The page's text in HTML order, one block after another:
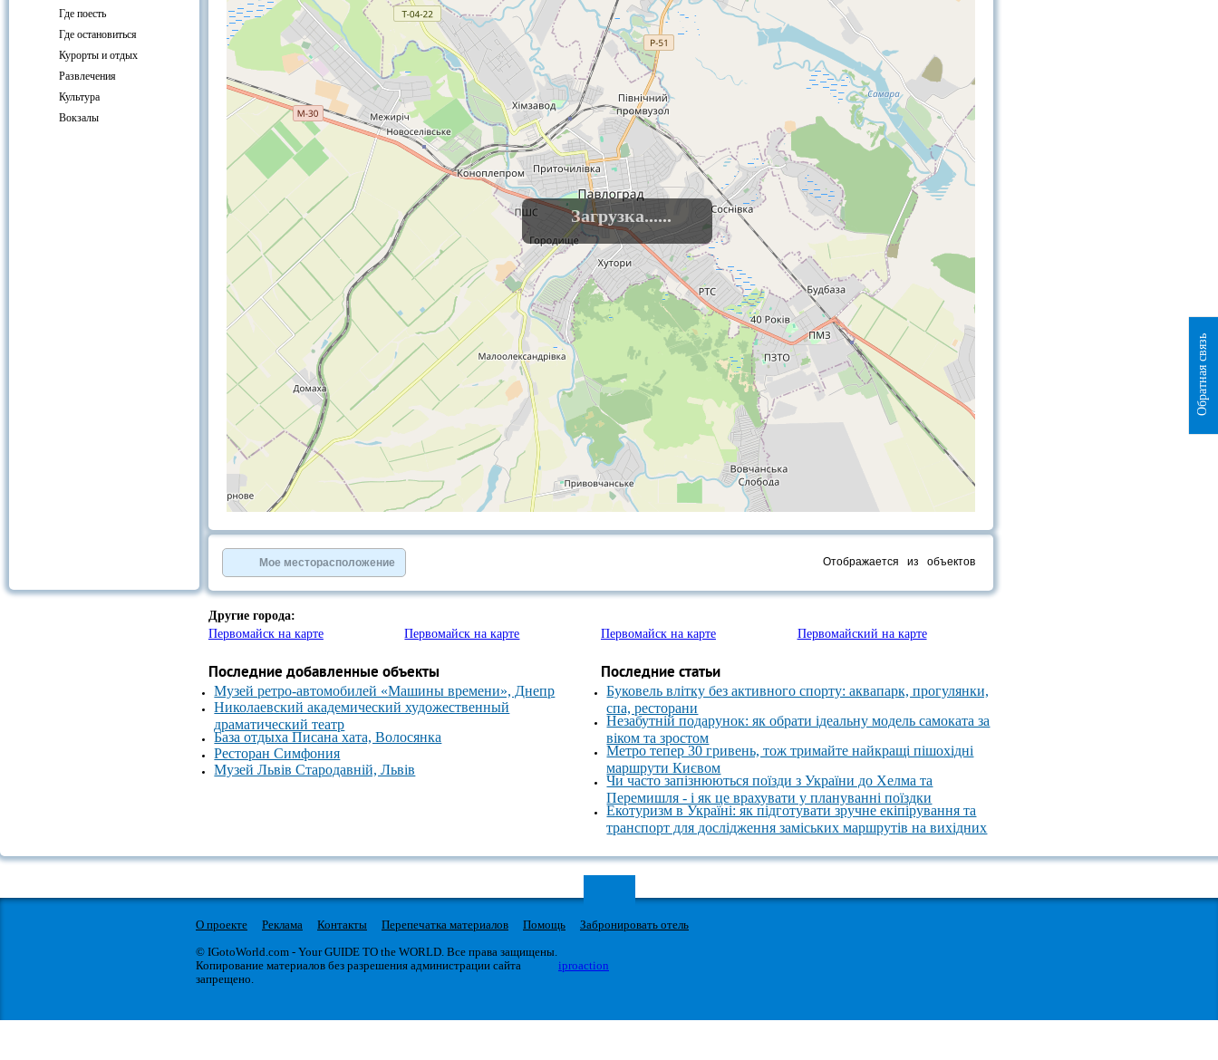
Где поесть
Где остановиться
Курорты и отдых
Развлечения
Культура
Вокзалы
Загрузка......
OpenStreetMap
»
Мое месторасположение Отображается из объектов
Другие города:
Первомайск на карте
Первомайск на карте Первомайск на карте Первомайский на карте
Последние добавленные объекты
Музей ретро-автомобилей «Машины времени», Днепр
Николаевский академический художественный
драматический театр
База отдыха Писана хата, Волосянка
Ресторан Симфония
Музей Львів Стародавній, Львів
Последние статьи
Буковель влітку без активного спорту: аквапарк, прогулянки,
спа, ресторани
Незабутній подарунок: як обрати ідеальну модель самоката за
віком та зростом
Метро тепер 30 гривень, тож тримайте найкращі пішохідні
маршрути Києвом
Чи часто запізнюються поїзди з України до Хелма та
Перемишля - і як це врахувати у плануванні поїздки
Екотуризм в Україні: як підготувати зручне екіпірування та
транспорт для дослідження заміських маршрутів на вихідних
О проекте Реклама Контакты Перепечатка материалов Помощь
Забронировать отель
© IGotoWorld.com - Your GUIDE TO the WORLD. Все права защищены.
Копирование материалов без разрешения администрации сайта
запрещено.
iproaction
Обратная связь